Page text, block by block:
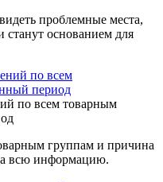
проблемные места,
станут основанием для
по всем товарным
группам и причина
всю информацию.